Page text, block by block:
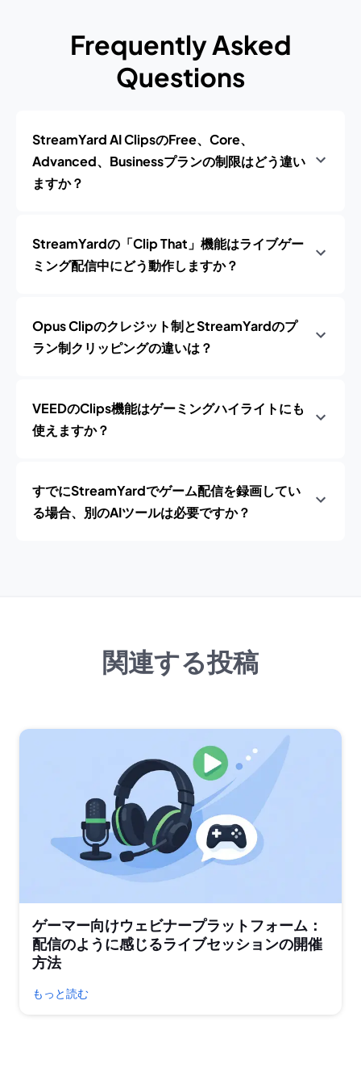
Frequently Asked
Questions
StreamYard AI ClipsのFree、Core、
Advanced、Businessプランの制限はどう違い
ますか？
StreamYardの「Clip That」機能はライブゲー
ミング配信中にどう動作しますか？
Opus Clipのクレジット制とStreamYardのプ
ラン制クリッピングの違いは？
VEEDのClips機能はゲーミングハイライトにも
使えますか？
すでにStreamYardでゲーム配信を録画してい
る場合、別のAIツールは必要ですか？
関連する投稿
ゲーマー向けウェビナープラットフォーム：
配信のように感じるライブセッションの開催
方法
もっと読む